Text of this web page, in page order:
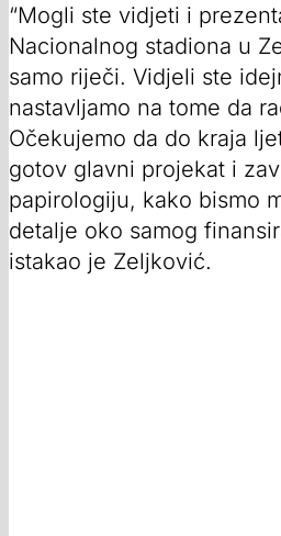
“Mogli ste vidjeti i
Nacionalnog stadiona u
samo riječi. Vidjeli ste
nastavljamo na tome da
Očekujemo da do kraja
gotov glavni projekat i
papirologiju, kako bismo
detalje oko samog
istakao je Zeljković.